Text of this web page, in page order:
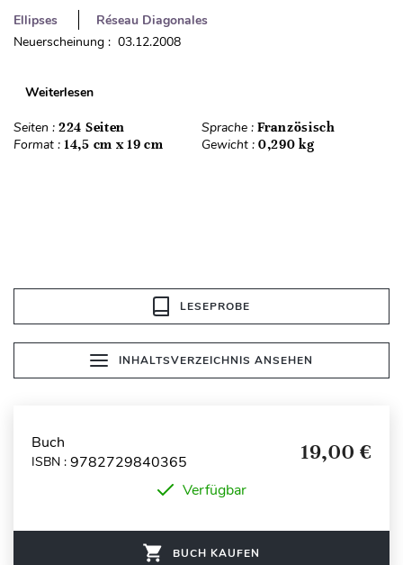
Ellipses
Réseau Diagonales
Neuerscheinung : 03.12.2008
Weiterlesen
Seiten : 224 Seiten Sprache : Französisch
Format : 14,5 cm x 19 cm Gewicht : 0,290 kg
LESEPROBE
INHALTSVERZEICHNIS ANSEHEN
Buch
ISBN : 9782729840365 19,00 €
Verfügbar
BUCH KAUFEN